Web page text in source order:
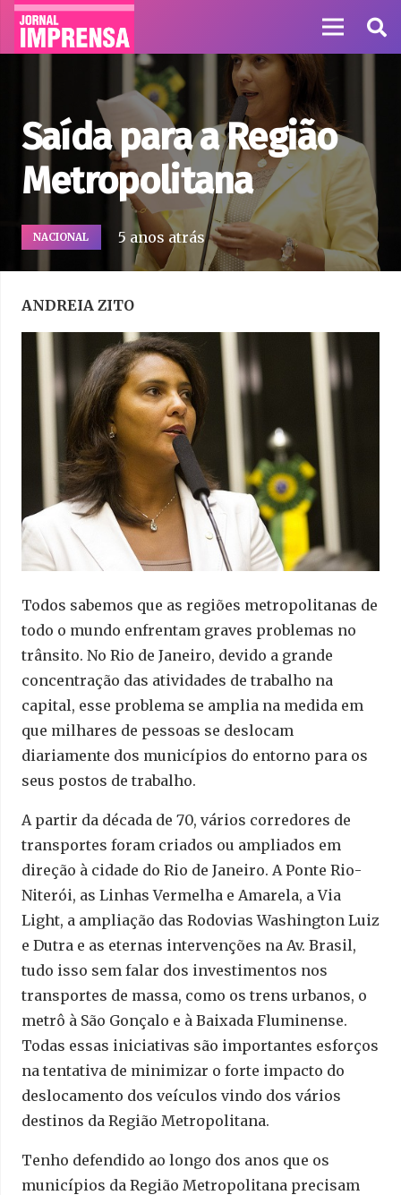
Saída para a Região
Metropolitana
NACIONAL 5 anos atrás
ANDREIA ZITO
Todos sabemos que as regiões metropolitanas de
todo o mundo enfrentam graves problemas no
trânsito. No Rio de Janeiro, devido a grande
concentração das atividades de trabalho na
capital, esse problema se amplia na medida em
que milhares de pessoas se deslocam
diariamente dos municípios do entorno para os
seus postos de trabalho.
A partir da década de 70, vários corredores de
transportes foram criados ou ampliados em
direção à cidade do Rio de Janeiro. A Ponte Rio-
Niterói, as Linhas Vermelha e Amarela, a Via
Light, a ampliação das Rodovias Washington Luiz
e Dutra e as eternas intervenções na Av. Brasil,
tudo isso sem falar dos investimentos nos
transportes de massa, como os trens urbanos, o
metrô à São Gonçalo e à Baixada Fluminense.
Todas essas iniciativas são importantes esforços
na tentativa de minimizar o forte impacto do
deslocamento dos veículos vindo dos vários
destinos da Região Metropolitana.
Tenho defendido ao longo dos anos que os
municípios da Região Metropolitana precisam